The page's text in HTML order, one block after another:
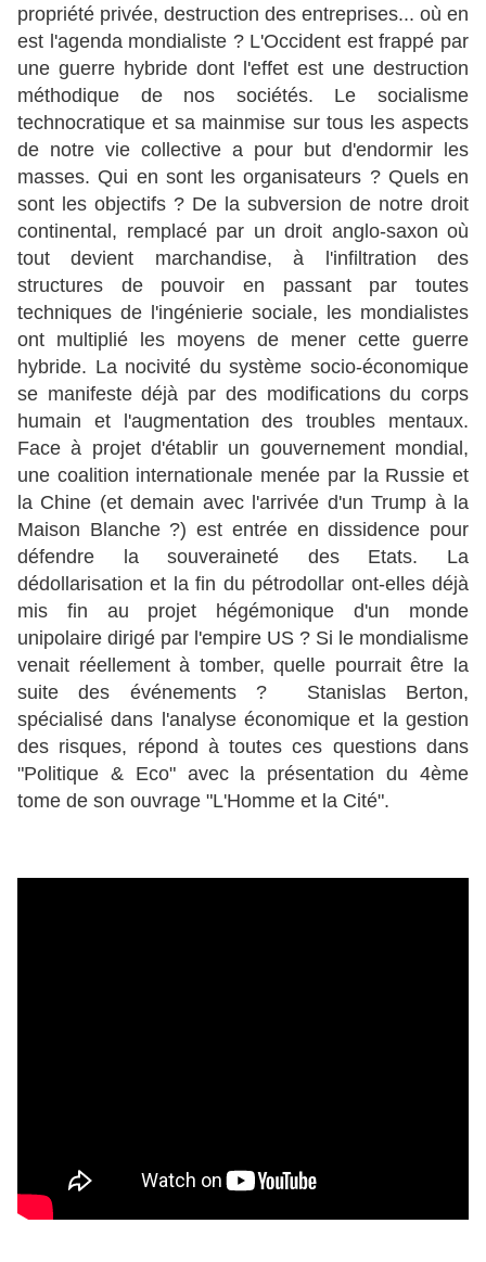
propriété privée, destruction des entreprises... où en
est l'agenda mondialiste ? L'Occident est frappé par
une guerre hybride dont l'effet est une destruction
méthodique de nos sociétés. Le socialisme
technocratique et sa mainmise sur tous les aspects
de notre vie collective a pour but d'endormir les
masses. Qui en sont les organisateurs ? Quels en
sont les objectifs ? De la subversion de notre droit
continental, remplacé par un droit anglo-saxon où
tout devient marchandise, à l'infiltration des
structures de pouvoir en passant par toutes
techniques de l'ingénierie sociale, les mondialistes
ont multiplié les moyens de mener cette guerre
hybride. La nocivité du système socio-économique
se manifeste déjà par des modifications du corps
humain et l'augmentation des troubles mentaux.
Face à projet d'établir un gouvernement mondial,
une coalition internationale menée par la Russie et
la Chine (et demain avec l'arrivée d'un Trump à la
Maison Blanche ?) est entrée en dissidence pour
défendre la souveraineté des Etats. La
dédollarisation et la fin du pétrodollar ont-elles déjà
mis fin au projet hégémonique d'un monde
unipolaire dirigé par l'empire US ? Si le mondialisme
venait réellement à tomber, quelle pourrait être la
suite des événements ? Stanislas Berton,
spécialisé dans l'analyse économique et la gestion
des risques, répond à toutes ces questions dans
"Politique & Eco" avec la présentation du 4ème
tome de son ouvrage "L'Homme et la Cité".